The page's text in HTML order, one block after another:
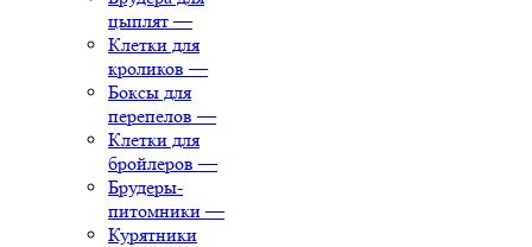
цыплят —
Клетки для
кроликов —
Боксы для
перепелов —
Клетки для
бройлеров —
Брудеры-
питомники —
Курятники